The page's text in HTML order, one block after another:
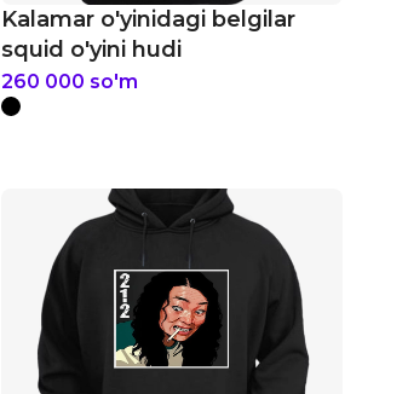
Kalamar o'yinidagi belgilar
squid o'yini hudi
260 000 so'm